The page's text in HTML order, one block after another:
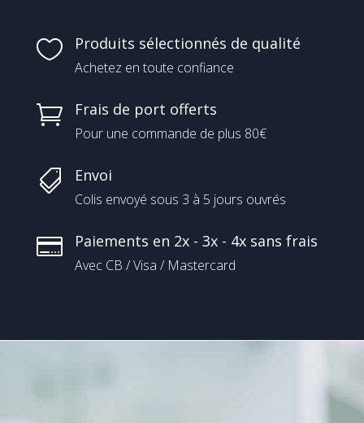
 Produits sélectionnés de qualité
Achetez en toute confiance
 Frais de port offerts
Pour une commande de plus 80€
 Envoi
Colis envoyé sous 3 à 5 jours ouvrés
 Paiements en 2x - 3x - 4x sans frais
Avec CB / Visa / Mastercard